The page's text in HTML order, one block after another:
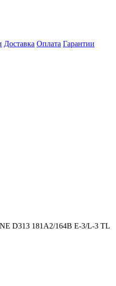
Доставка Оплата Гарантии
D313 181A2/164B E-3/L-3 TL